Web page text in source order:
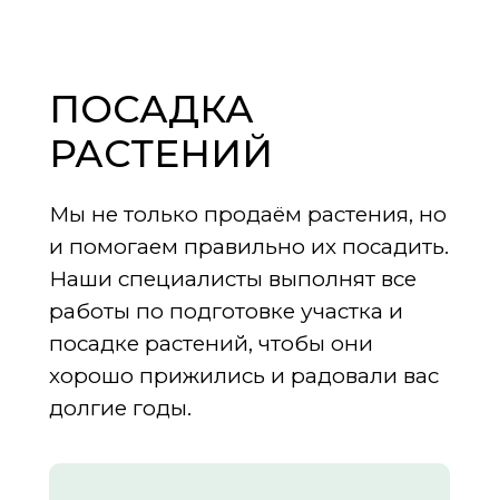
Мы не только продаём растения, но
и помогаем правильно их посадить.
Наши специалисты выполнят все
работы по подготовке участка и
посадке растений, чтобы они
хорошо прижились и радовали вас
долгие годы.
ПОСАДКА
РАСТЕНИЙ